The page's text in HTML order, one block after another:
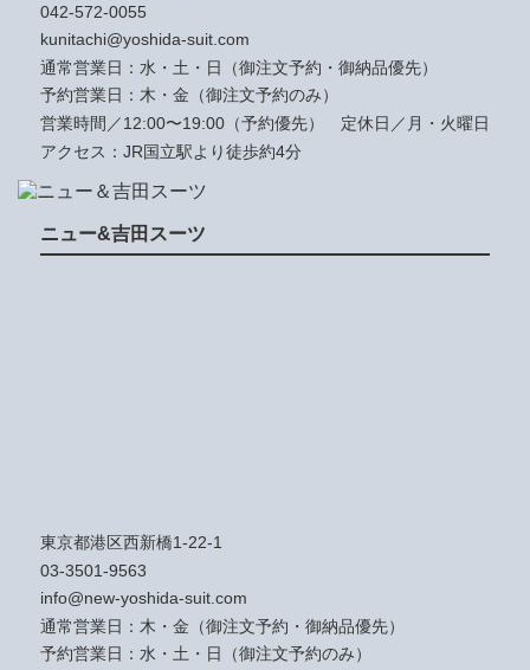
042-572-0055
kunitachi@yoshida-suit.com
通常営業日：水・土・日（御注文予約・御納品優先）
予約営業日：木・金（御注文予約のみ）
営業時間／12:00〜19:00（予約優先） 定休日／月・火曜日
アクセス：JR国立駅より徒歩約4分
ニュー&吉田スーツ
東京都港区西新橋1-22-1
03-3501-9563
info@new-yoshida-suit.com
通常営業日：木・金（御注文予約・御納品優先）
予約営業日：水・土・日（御注文予約のみ）